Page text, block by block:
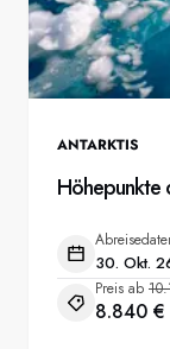
ANTARKTIS
Höhepunkte
30. Okt.
Preis ab
8.840 €